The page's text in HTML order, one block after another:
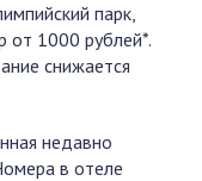
парк,
от 1000 рублей*.
снижается
недавно
в отеле